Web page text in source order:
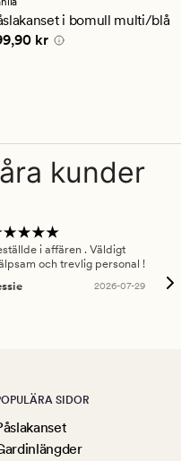
i bomull multi/blå
799,90 kr
kr
kunder
i affären . Väldigt
och trevlig personal !
2026-07-29
SIDOR